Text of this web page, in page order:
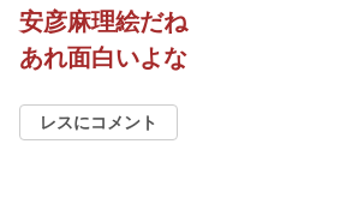
安彦麻理絵だね
あれ面白いよな
レスにコメント